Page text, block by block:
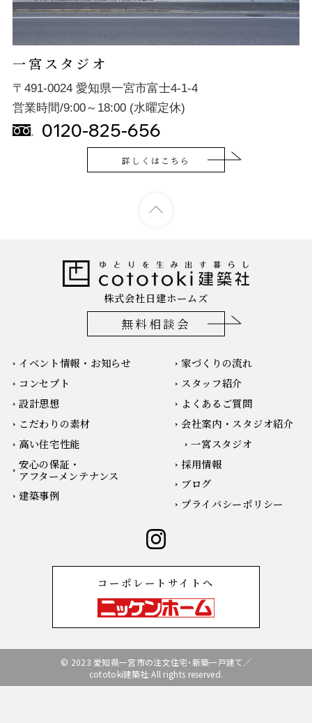
一宮スタジオ
〒491-0024 愛知県一宮市富士4-1-4
営業時間/9:00～18:00 (水曜定休)
0120-825-656
詳しくはこちら
株式会社日建ホームズ
無料相談会
イベント情報・お知らせ
コンセプト
設計思想
こだわりの素材
高い住宅性能
安心の保証・
アフターメンテナンス
建築事例
家づくりの流れ
スタッフ紹介
よくあるご質問
会社案内・スタジオ紹介
一宮スタジオ
採用情報
ブログ
プライバシーポリシー
コーポレートサイトへ
© 2023 愛知県一宮市の注文住宅・新築一戸建て／
cototoki建築社 All rights reserved.